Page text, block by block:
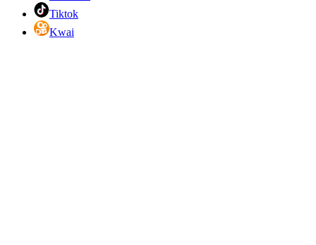
Tiktok
Kwai